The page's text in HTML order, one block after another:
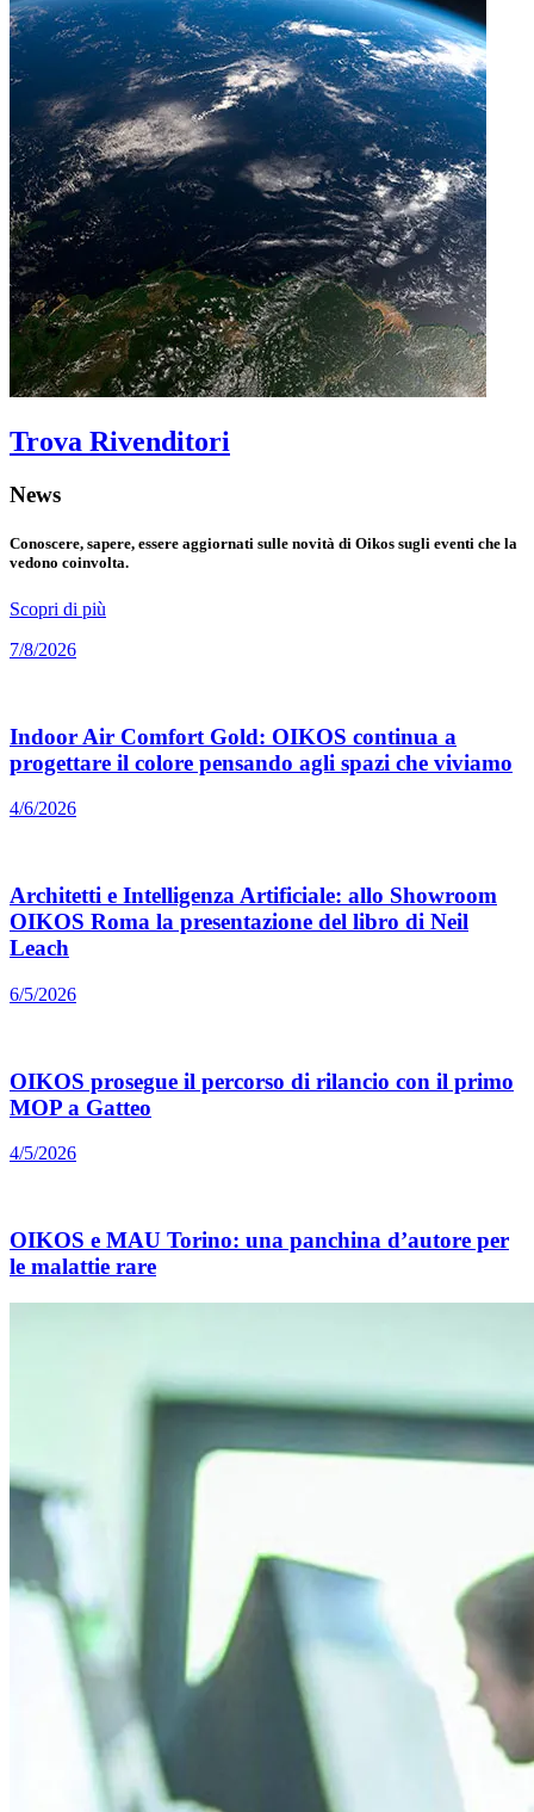
Trova Rivenditori
News
Conoscere, sapere, essere aggiornati sulle novità di Oikos sugli eventi che la
vedono coinvolta.
Scopri di più
7/8/2026
Indoor Air Comfort Gold: OIKOS continua a
progettare il colore pensando agli spazi che viviamo
4/6/2026
Architetti e Intelligenza Artificiale: allo Showroom
OIKOS Roma la presentazione del libro di Neil
Leach
6/5/2026
OIKOS prosegue il percorso di rilancio con il primo
MOP a Gatteo
4/5/2026
OIKOS e MAU Torino: una panchina d’autore per
le malattie rare